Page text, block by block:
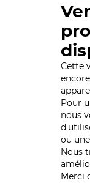
Cette
Pour
nous
ou
Nous
Merci